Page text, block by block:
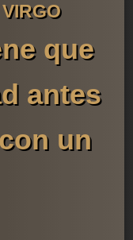
VIRGO
que
antes
un